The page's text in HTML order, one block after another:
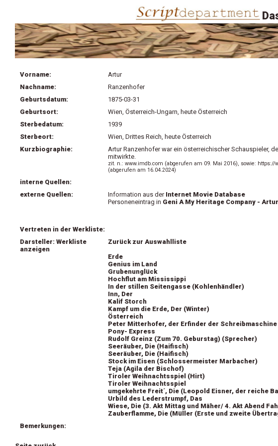
Vorname:
Artur
Nachname:
Ranzenhofer
Geburtsdatum:
1875-03-31
Geburtsort:
Wien, Österreich-Ungarn, heute Österreich
Sterbedatum:
1939
Sterbeort:
Wien, Drittes Reich, heute Österreich
Kurzbiographie:
Artur Ranzenhofer war ein österreichischer Schauspieler,
mitwirkte.
zit. n.: www.imdb.com (abgerufen am 09. Mai 2016), sowie:
(abgerufen am 16.04.2024)
interne Quellen:
externe Quellen:
Information aus der Internet Movie Database
Personeneintrag in Geni A My Heritage Company -
Vertreten in der Werkliste:
Darsteller: Werkliste
anzeigen
Zurück zur Auswahlliste
Erde
Genius im Land
Grubenunglück
Hochflut am Mississippi
In der stillen Seitengasse (Kohlenhändler)
Inn, Der
Kalif Storch
Kampf um die Erde, Der (Winter)
Österreich
Peter Mitterhofer, der Erfinder der
Pony- Express
Rudolf Greinz (Zum 70. Geburstag) (Sprecher)
Seeräuber, Die (Haifisch)
Seeräuber, Die (Haifisch)
Stock im Eisen (Schlossermeister Marbacher)
Teja (Agila der Bischof)
Tiroler Weihnachtsspiel (Hirt)
Tiroler Weihnachtsspiel
umgekehrte Freit´, Die (Leopold Eisner, der reiche
Urbild des Lederstrumpf, Das
Wiese, Die (3. Akt Mittag und Mäher/ 4. Akt Abend
Zauberflamme, Die (Müller (Erste und zweite
Bemerkungen: